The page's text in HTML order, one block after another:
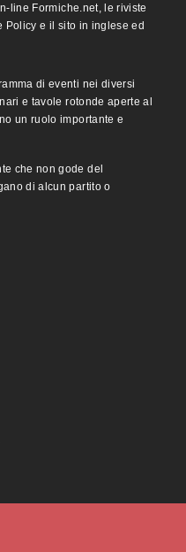
line Formiche.net, le riviste
Policy e il sito in inglese ed
di eventi nei diversi
e tavole rotonde aperte al
un ruolo importante e
che non gode del
di alcun partito o